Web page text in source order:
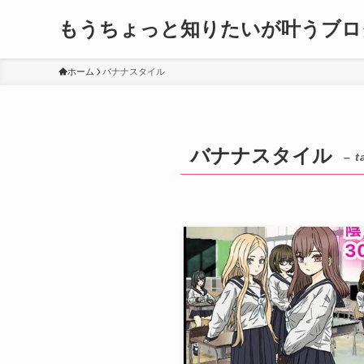
もうちょっと知りたいが叶うブ
ホーム バナナスタイル
バナナスタイル –